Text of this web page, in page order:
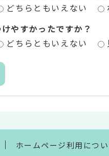
どちらともいえない
やすかったですか？
どちらともいえない
ホームページ利用につ